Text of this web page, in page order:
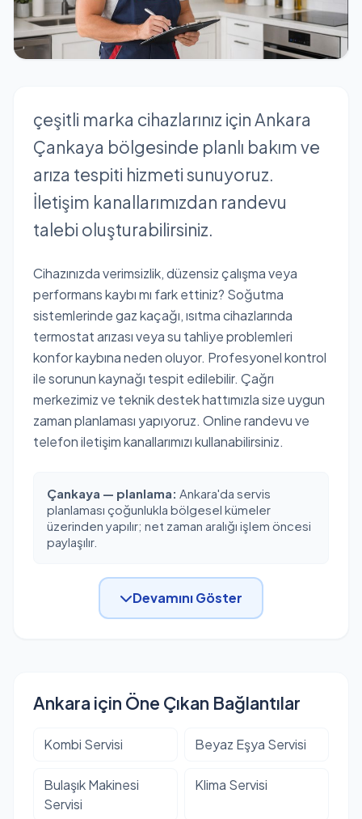
çeşitli marka cihazlarınız için Ankara
Çankaya bölgesinde planlı bakım ve
arıza tespiti hizmeti sunuyoruz.
İletişim kanallarımızdan randevu
talebi oluşturabilirsiniz.
Cihazınızda verimsizlik, düzensiz çalışma veya
performans kaybı mı fark ettiniz? Soğutma
sistemlerinde gaz kaçağı, ısıtma cihazlarında
termostat arızası veya su tahliye problemleri
konfor kaybına neden oluyor. Profesyonel kontrol
ile sorunun kaynağı tespit edilebilir. Çağrı
merkezimiz ve teknik destek hattımızla size uygun
zaman planlaması yapıyoruz. Online randevu ve
telefon iletişim kanallarımızı kullanabilirsiniz.
Çankaya — planlama: Ankara'da servis
planlaması çoğunlukla bölgesel kümeler
üzerinden yapılır; net zaman aralığı işlem öncesi
paylaşılır.
Devamını Göster
Ankara için Öne Çıkan Bağlantılar
Kombi Servisi Beyaz Eşya Servisi
Bulaşık Makinesi
Servisi
Klima Servisi